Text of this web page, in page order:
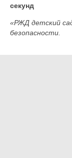
секунд
«РЖД детский
безопасности.